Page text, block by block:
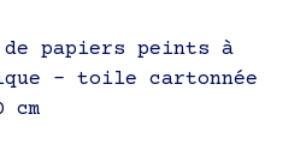
de papiers peints à
– toile cartonnée
cm